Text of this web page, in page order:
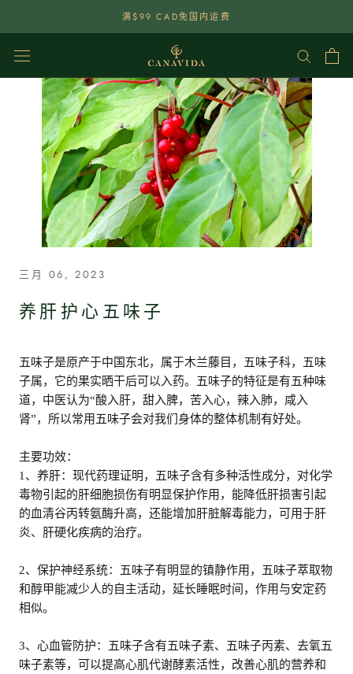
满$99 CAD免国内运费
三月 06, 2023
养肝护心五味子
五味子是原产于中国东北，属于木兰藤目，五味子科，五味
子属，它的果实晒干后可以入药。五味子的特征是有五种味
道，中医认为“酸入肝，甜入脾，苦入心，辣入肺，咸入
肾”，所以常用五味子会对我们身体的整体机制有好处。
主要功效：
1、养肝：现代药理证明，五味子含有多种活性成分，对化学
毒物引起的肝细胞损伤有明显保护作用，能降低肝损害引起
的血清谷丙转氨酶升高，还能增加肝脏解毒能力，可用于肝
炎、肝硬化疾病的治疗。
2、保护神经系统：五味子有明显的镇静作用，五味子萃取物
和醇甲能减少人的自主活动，延长睡眠时间，作用与安定药
相似。
3、心血管防护：五味子含有五味子素、五味子丙素、去氧五
味子素等，可以提高心肌代谢酵素活性，改善心肌的营养和